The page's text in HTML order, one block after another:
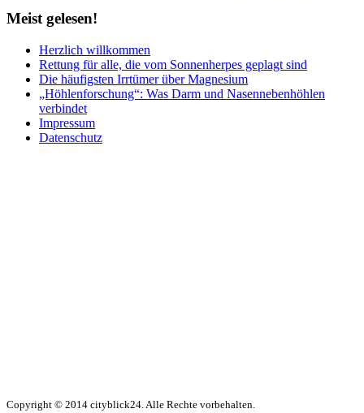
Meistgelesen!
Herzlich willkommen
Rettung für alle, die vom Sonnenherpes geplagt sind
Die häufigsten Irrtümer über Magnesium
„Höhlenforschung“: Was Darm und Nasennebenhöhlen
verbindet
Impressum
Datenschutz
Copyright © 2014 cityblick24. Alle Rechte vorbehalten.